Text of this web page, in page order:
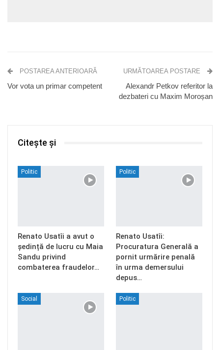
POSTAREA ANTERIOARĂ
Vor vota un primar competent
URMĂTOAREA POSTARE
Alexandr Petkov referitor la
dezbateri cu Maxim Moroșan
Citește și
Politic
Renato Usatîi a avut o
ședință de lucru cu Maia
Sandu privind
combaterea fraudelor…
Politic
Renato Usatîi:
Procuratura Generală a
pornit urmărire penală
în urma demersului
depus…
Social Politic